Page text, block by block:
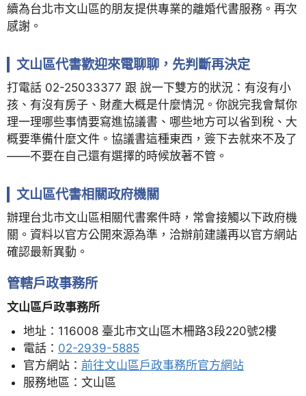
續為台北市文山區的朋友提供專業的離婚代書服務。再次
感謝。
文山區代書歡迎來電聊聊，先判斷再決定
打電話 02-25033377 跟 說一下雙方的狀況：有沒有小
孩、有沒有房子、財產大概是什麼情況。你說完我會幫你
理一理哪些事情要寫進協議書、哪些地方可以省到稅、大
概要準備什麼文件。協議書這種東西，簽下去就來不及了
——不要在自己還有選擇的時候放著不管。
文山區代書相關政府機關
辦理台北市文山區相關代書案件時，常會接觸以下政府機
關。資料以官方公開來源為準，洽辦前建議再以官方網站
確認最新異動。
管轄戶政事務所
文山區戶政事務所
地址：116008 臺北市文山區木柵路3段220號2樓
電話： 02-2939-5885
官方網站： 前往文山區戶政事務所官方網站
服務地區：文山區